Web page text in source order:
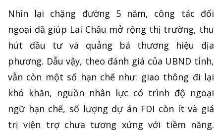
Nhìn lại chặng đường 5 năm, công tác đối
ngoại đã giúp Lai Châu mở rộng thị trường, thu
hút đầu tư và quảng bá thương hiệu địa
phương. Dẫu vậy, theo đánh giá của UBND tỉnh,
vẫn còn một số hạn chế như: giao thông đi lại
khó khăn, nguồn nhân lực có trình độ ngoại
ngữ hạn chế, số lượng dự án FDI còn ít và giá
trị viện trợ chưa tương xứng với tiềm năng.